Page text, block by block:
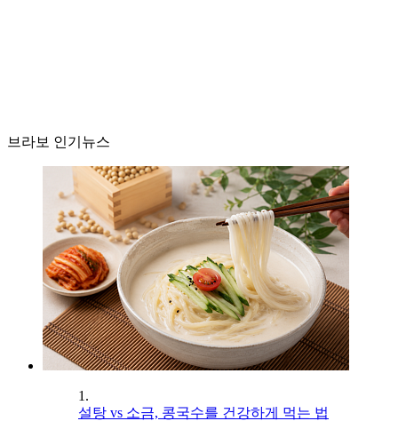
브라보 인기뉴스
1.
설탕 vs 소금, 콩국수를 건강하게 먹는 법